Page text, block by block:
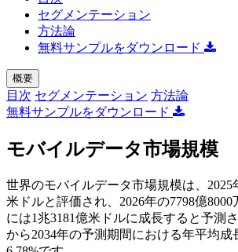
セグメンテーション
方法論
無料サンプルをダウンロード
概要
目次 セグメンテーション 方法論
無料サンプルをダウンロード
モバイルデータ市場規模
世界のモバイルデータ市場規模は、2025
米ドルと評価され、2026年の7798億
には1兆3181億米ドルに成長すると予測
から2034年の予測期間における年平均成